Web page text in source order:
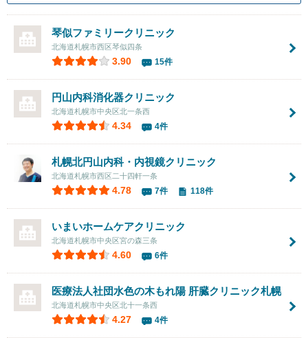
琴似ファミリークリニック
北海道札幌市西区琴似四条
3.90 15件
円山内科消化器クリニック
北海道札幌市中央区北一条西
4.34 4件
札幌北円山内科・内視鏡クリニック
北海道札幌市西区二十四軒一条
4.78 7件 118件
いまいホームケアクリニック
北海道札幌市中央区宮の森三条
4.60 6件
医療法人社団水色の木もれ陽 肝臓クリニック札幌
北海道札幌市中央区北十一条西
4.27 4件